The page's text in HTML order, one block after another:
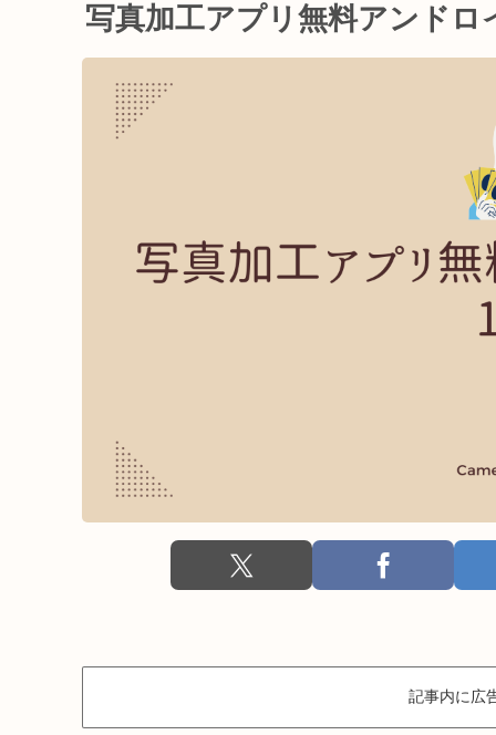
写真加工アプリ無料アンドロ
記事内に広